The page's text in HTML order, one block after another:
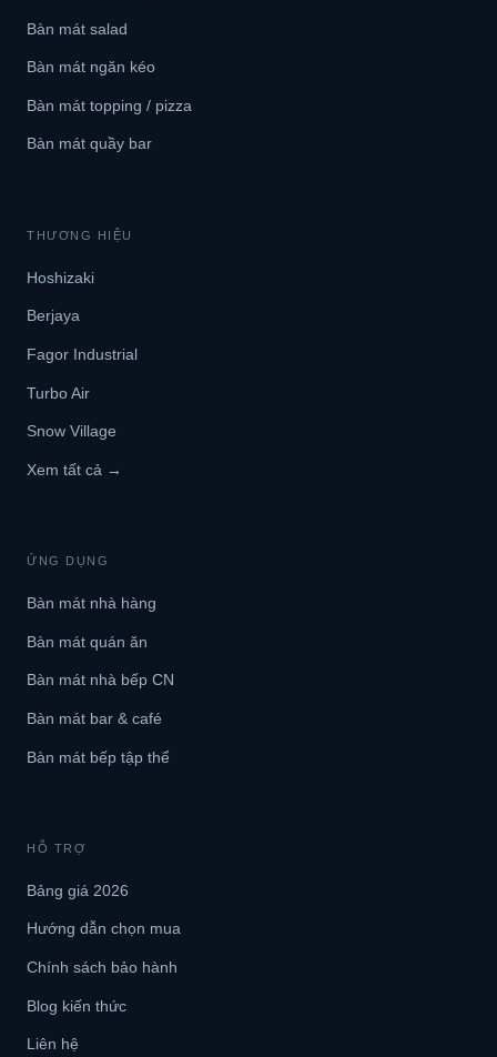
Bàn mát salad
Bàn mát ngăn kéo
Bàn mát topping / pizza
Bàn mát quầy bar
THƯƠNG HIỆU
Hoshizaki
Berjaya
Fagor Industrial
Turbo Air
Snow Village
Xem tất cả →
ỨNG DỤNG
Bàn mát nhà hàng
Bàn mát quán ăn
Bàn mát nhà bếp CN
Bàn mát bar & café
Bàn mát bếp tập thể
HỖ TRỢ
Bảng giá 2026
Hướng dẫn chọn mua
Chính sách bảo hành
Blog kiến thức
Liên hệ